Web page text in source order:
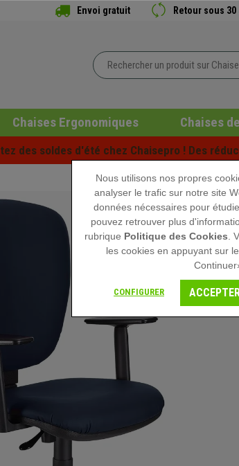
Envoi gratuit Retour sous
Chaises Ergonomiques Chaises
des soldes d'été chez Chaisepro ! Des
Nous utilisons nos propres
analyser le trafic sur notre site
données nécessaires pour
pouvez retrouver plus
rubrique Politique des Cookies .
les cookies en appuyant sur
CONFIGURER